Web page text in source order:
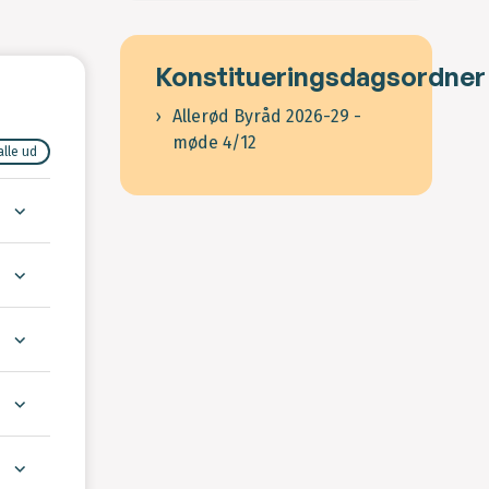
ud
Konstitueringsdagsordner
Allerød Byråd 2026-29 -
møde 4/12